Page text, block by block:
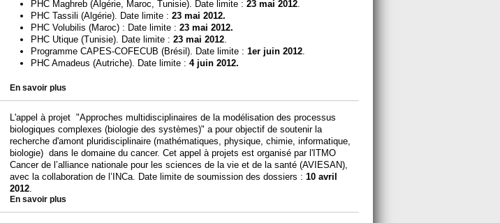
PHC Maghreb (Algérie, Maroc, Tunisie). Date limite : 23 mai 2012.
PHC Tassili (Algérie). Date limite : 23 mai 2012.
PHC Volubilis (Maroc) : Date limite : 23 mai 2012.
PHC Utique (Tunisie). Date limite : 23 mai 2012.
Programme CAPES-COFECUB (Brésil). Date limite : 1er juin 2012.
PHC Amadeus (Autriche). Date limite : 4 juin 2012.
En savoir plus
L'appel à projet "Approches multidisciplinaires de la modélisation des processus
biologiques complexes (biologie des systèmes)" a pour objectif de soutenir la
recherche d'amont pluridisciplinaire (mathématiques, physique, chimie, informatique,
biologie) dans le domaine du cancer. Cet appel à projets est organisé par l'ITMO
Cancer de l’alliance nationale pour les sciences de la vie et de la santé (AVIESAN),
avec la collaboration de l’INCa. Date limite de soumission des dossiers : 10 avril
2012.
En savoir plus